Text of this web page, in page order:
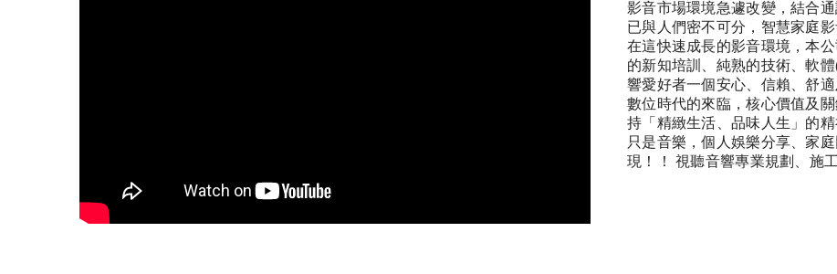
影音市場環境急遽改變，結合
已與人們密不可分，智慧家庭
在這快速成長的影音環境，本
的新知培訓、純熟的技術、軟
響愛好者一個安心、信賴、舒適
數位時代的來臨，核心價值及
持「精緻生活、品味人生」的
只是音樂，個人娛樂分享、家
現！！ 視聽音響專業規劃、施